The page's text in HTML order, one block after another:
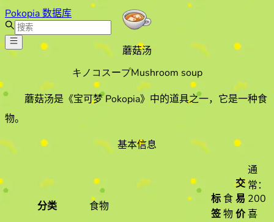
Pokopia 数据库
蘑菇汤
キノコスープMushroom soup
蘑菇汤是《宝可梦 Pokopia》中的道具之一，它是一种食
物。
基本信息
分类 食物
标
签
食
物
交
易
价
通
常：
200
喜